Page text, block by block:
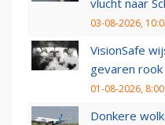
vlucht naar
03-08-2026,
VisionSafe
gevaren
01-08-2026, 8:00
Donkere